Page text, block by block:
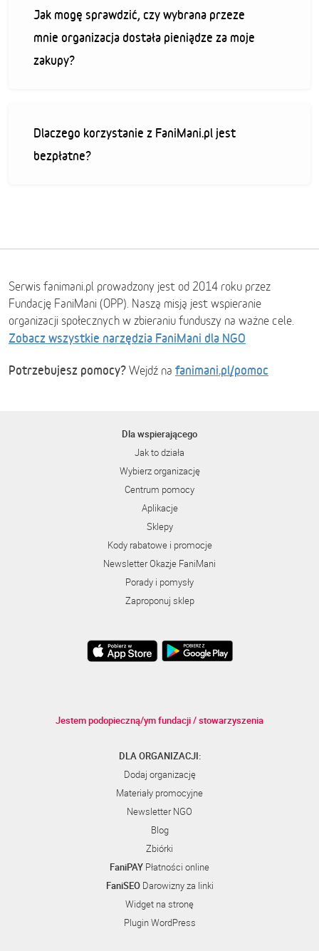
Jak mogę sprawdzić, czy wybrana przeze
mnie organizacja dostała pieniądze za moje
zakupy?
Dlaczego korzystanie z FaniMani.pl jest
bezpłatne?
Serwis fanimani.pl prowadzony jest od 2014 roku przez
Fundację FaniMani (OPP). Naszą misją jest wspieranie
organizacji społecznych w zbieraniu funduszy na ważne cele.
Zobacz wszystkie narzędzia FaniMani dla NGO
Potrzebujesz pomocy? Wejdź na fanimani.pl/pomoc
Dla wspierającego
Jak to działa
Wybierz organizację
Centrum pomocy
Aplikacje
Sklepy
Kody rabatowe i promocje
Newsletter Okazje FaniMani
Porady i pomysły
Zaproponuj sklep
Jestem podopieczną/ym fundacji / stowarzyszenia
DLA ORGANIZACJI:
Dodaj organizację
Materiały promocyjne
Newsletter NGO
Blog
Zbiórki
FaniPAY Płatności online
FaniSEODarowizny za linki
Widget na stronę
Plugin WordPress